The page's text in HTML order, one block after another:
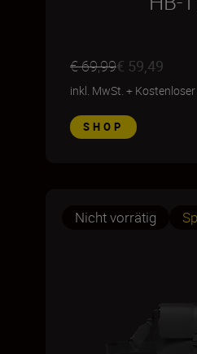
€ 69,99€ 59,49
inkl. MwSt. +
SHOP
Nicht vorrätig